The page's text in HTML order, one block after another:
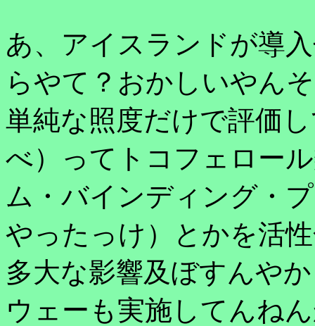
あ、アイスランドが導
らやて？おかしいやん
単純な照度だけで評価
べ）ってトコフェロー
ム・バインディング・
やったっけ）とかを活
多大な影響及ぼすんや
ウェーも実施してんね